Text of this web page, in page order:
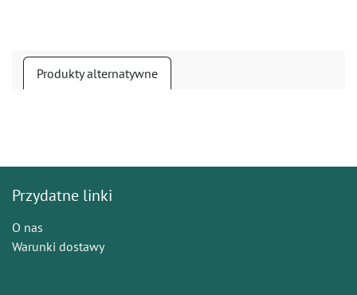
Produkty alternatywne
Przydatne linki
O nas
Warunki dostawy